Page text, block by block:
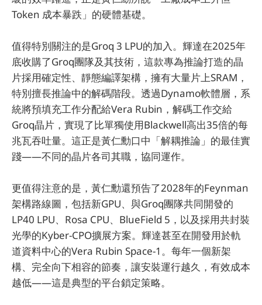
Token 成本暴跌」的硬體基礎。
值得特別關注的是Groq 3 LPU的加入。輝達在2025年
底收購了Groq團隊及其技術，這款專為推論打造的晶
片採用確定性、靜態編譯架構，擁有大量片上SRAM，
特別擅長推論中的解碼階段。透過Dynamo軟體層，系
統將預填充工作分配給Vera Rubin，解碼工作交給
Groq晶片，實現了比單獨使用Blackwell高出35倍的每
兆瓦吞吐量。這正是黃仁勳口中「解耦推論」的最佳實
踐——不同的晶片各司其職，協同運作。
更值得注意的是，黃仁勳還預告了2028年的Feynman
架構路線圖，包括新GPU、與Groq團隊共同開發的
LP40 LPU、Rosa CPU、BlueField 5，以及採用共封裝
光學的Kyber-CPO擴展方案。輝達甚至在開發用於軌
道資料中心的Vera Rubin Space-1。每年一個新架
構、完全向下相容的節奏，讓安裝運行越久，有效成本
越低——這是典型的平台鎖定策略。